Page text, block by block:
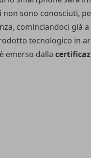
sono conosciuti,
cominciandoci già
tecnologico in
emerso dalla